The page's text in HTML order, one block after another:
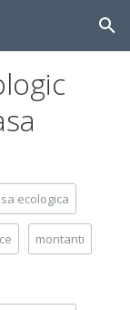
ecologica
montanti